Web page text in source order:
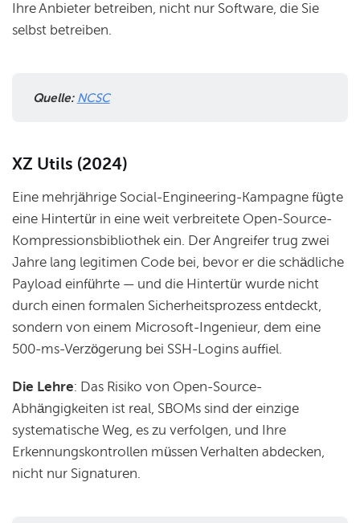
Ihre Anbieter betreiben, nicht nur Software, die Sie
selbst betreiben.
Quelle: NCSC
XZ Utils (2024)
Eine mehrjährige Social-Engineering-Kampagne fügte
eine Hintertür in eine weit verbreitete Open-Source-
Kompressionsbibliothek ein. Der Angreifer trug zwei
Jahre lang legitimen Code bei, bevor er die schädliche
Payload einführte — und die Hintertür wurde nicht
durch einen formalen Sicherheitsprozess entdeckt,
sondern von einem Microsoft-Ingenieur, dem eine
500-ms-Verzögerung bei SSH-Logins auffiel.
Die Lehre: Das Risiko von Open-Source-
Abhängigkeiten ist real, SBOMs sind der einzige
systematische Weg, es zu verfolgen, und Ihre
Erkennungskontrollen müssen Verhalten abdecken,
nicht nur Signaturen.